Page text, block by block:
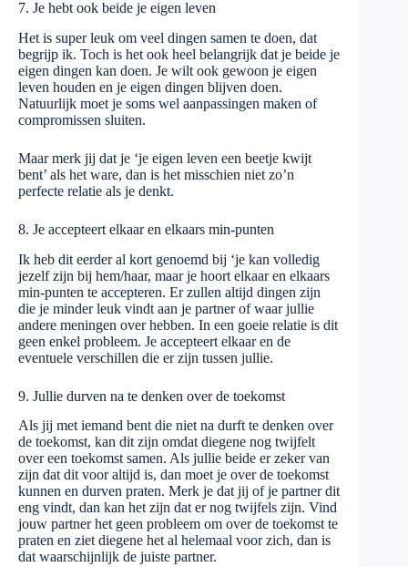
7. Je hebt ook beide je eigen leven
Het is super leuk om veel dingen samen te doen, dat
begrijp ik. Toch is het ook heel belangrijk dat je beide je
eigen dingen kan doen. Je wilt ook gewoon je eigen
leven houden en je eigen dingen blijven doen.
Natuurlijk moet je soms wel aanpassingen maken of
compromissen sluiten.
Maar merk jij dat je ‘je eigen leven een beetje kwijt
bent’ als het ware, dan is het misschien niet zo’n
perfecte relatie als je denkt.
8. Je accepteert elkaar en elkaars min-punten
Ik heb dit eerder al kort genoemd bij ‘je kan volledig
jezelf zijn bij hem/haar, maar je hoort elkaar en elkaars
min-punten te accepteren. Er zullen altijd dingen zijn
die je minder leuk vindt aan je partner of waar jullie
andere meningen over hebben. In een goeie relatie is dit
geen enkel probleem. Je accepteert elkaar en de
eventuele verschillen die er zijn tussen jullie.
9. Jullie durven na te denken over de toekomst
Als jij met iemand bent die niet na durft te denken over
de toekomst, kan dit zijn omdat diegene nog twijfelt
over een toekomst samen. Als jullie beide er zeker van
zijn dat dit voor altijd is, dan moet je over de toekomst
kunnen en durven praten. Merk je dat jij of je partner dit
eng vindt, dan kan het zijn dat er nog twijfels zijn. Vind
jouw partner het geen probleem om over de toekomst te
praten en ziet diegene het al helemaal voor zich, dan is
dat waarschijnlijk de juiste partner.